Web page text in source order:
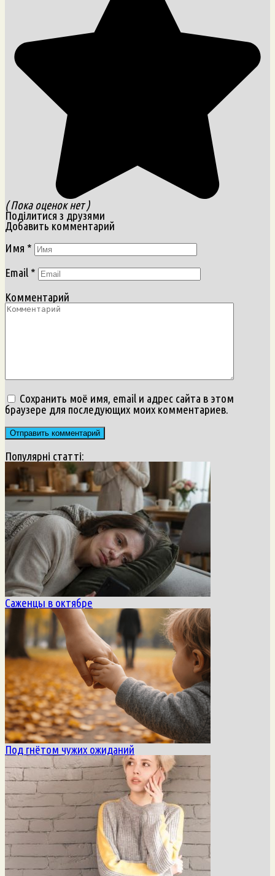
( Пока оценок нет )
Поділитися з друзями
Добавить комментарий
Имя *
Email *
Комментарий
Сохранить моё имя, email и адрес сайта в этом
браузере для последующих моих комментариев.
Популярні статті:
Саженцы в октябре
Под гнётом чужих ожиданий